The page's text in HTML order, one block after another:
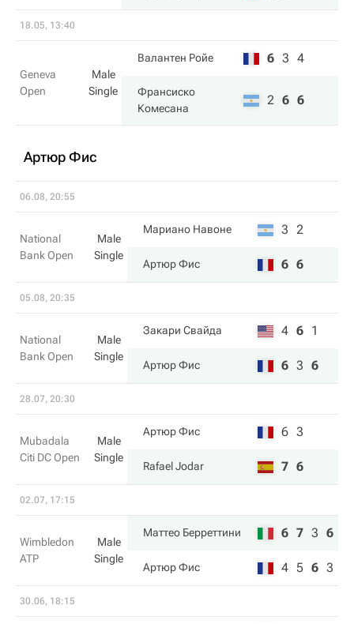
18.05, 13:40
Geneva
Open
Male
Single
Валантен Ройе 6 3 4
Франсиско
Комесана
2 6 6
Артюр Фис
06.08, 20:55
National
Bank Open
Male
Single
Мариано Навоне 3 2
Артюр Фис 6 6
05.08, 20:35
National
Bank Open
Male
Single
Закари Свайда 4 6 1
Артюр Фис 6 3 6
28.07, 20:30
Mubadala
Citi DC Open
Male
Single
Артюр Фис 6 3
Rafael Jodar 7 6
02.07, 17:15
Wimbledon
ATP
Male
Single
Маттео Берреттини 6 7 3 6
Артюр Фис 4 5 6 3
30.06, 18:15